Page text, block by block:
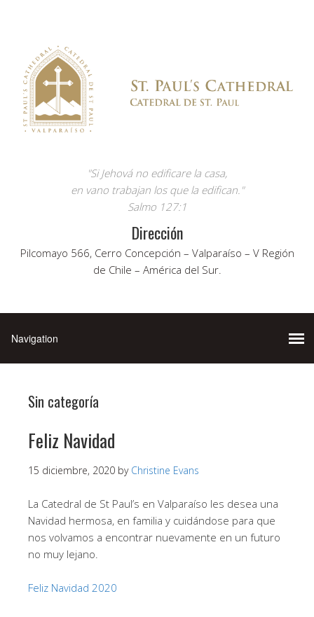
"Si Jehová no edificare la casa,
en vano trabajan los que la edifican."
Salmo 127:1
Dirección
Pilcomayo 566, Cerro Concepción – Valparaíso – V Región
de Chile – América del Sur.
Sin categoría
Feliz Navidad
15 diciembre, 2020 by Christine Evans
La Catedral de St Paul’s en Valparaíso les desea una
Navidad hermosa, en familia y cuidándose para que
nos volvamos a encontrar nuevamente en un futuro
no muy lejano.
Feliz Navidad 2020